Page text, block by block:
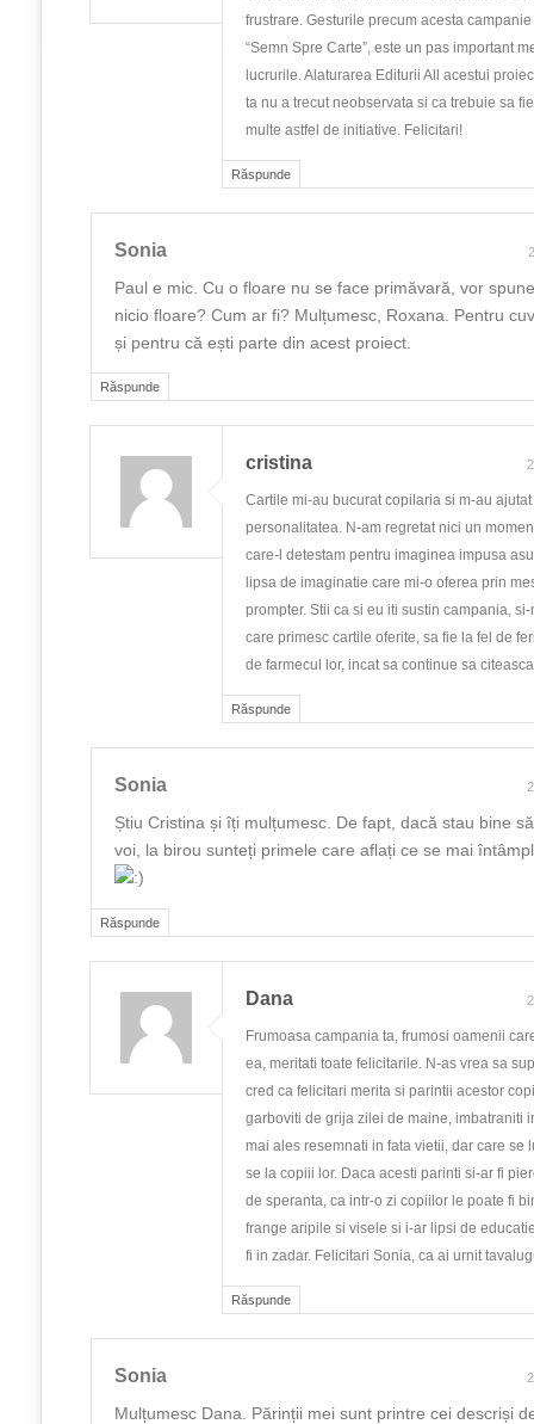
Răspunde
frustrare. Gesturile precum acesta
“Semn Spre Carte”, este un pas important
lucrurile. Alaturarea Editurii All acestui
ta nu a trecut neobservata si ca trebuie sa
multe astfel de initiative. Felicitari!
Răspunde
Sonia
Paul e mic. Cu o floare nu se face primăvară, vor
nicio floare? Cum ar fi? Mulțumesc, Roxana. Pentru
și pentru că ești parte din acest proiect.
Răspunde
cristina
Cartile mi-au bucurat copilaria si m-au
personalitatea. N-am regretat nici un
care-l detestam pentru imaginea impusa
lipsa de imaginatie care mi-o oferea prin
prompter. Stii ca si eu iti sustin campania,
care primesc cartile oferite, sa fie la fel de
de farmecul lor, incat sa continue sa
Răspunde
Sonia
Știu Cristina și îți mulțumesc. De fapt, dacă stau bine
voi, la birou sunteți primele care aflați ce se mai
Răspunde
Dana
Frumoasa campania ta, frumosi oamenii
ea, meritati toate felicitarile. N-as vrea sa
cred ca felicitari merita si parintii acestor
garboviti de grija zilei de maine, imbatraniti
mai ales resemnati in fata vietii, dar care se
se la copiii lor. Daca acesti parinti si-ar fi
de speranta, ca intr-o zi copiilor le poate fi
frange aripile si visele si i-ar lipsi de
fi in zadar. Felicitari Sonia, ca ai urnit
Sonia
Mulțumesc Dana. Părinții mei sunt printre cei descriși